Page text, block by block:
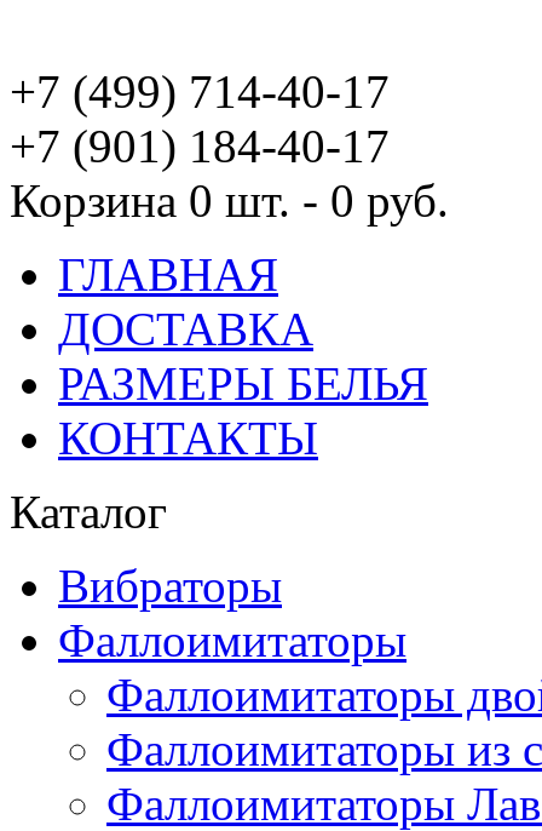
+7 (499) 714-40-17
+7 (901) 184-40-17
Корзина 0 шт. - 0 руб.
ГЛАВНАЯ
ДОСТАВКА
РАЗМЕРЫ БЕЛЬЯ
КОНТАКТЫ
Каталог
Вибраторы
Фаллоимитаторы
Фаллоимитаторы
Фаллоимитаторы из
Фаллоимитаторы